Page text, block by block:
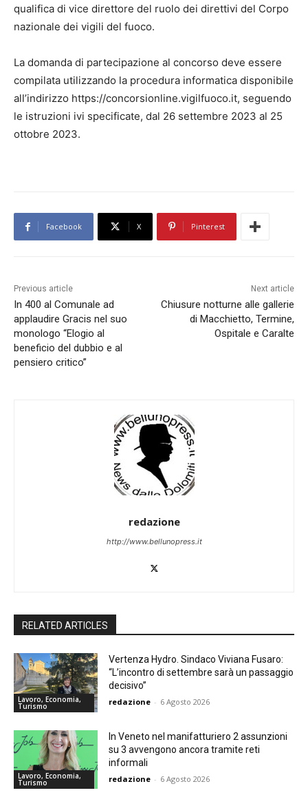
qualifica di vice direttore del ruolo dei direttivi del Corpo
nazionale dei vigili del fuoco.
La domanda di partecipazione al concorso deve essere
compilata utilizzando la procedura informatica disponibile
all’indirizzo https://concorsionline.vigilfuoco.it, seguendo
le istruzioni ivi specificate, dal 26 settembre 2023 al 25
ottobre 2023.
Facebook X Pinterest
Previous article
In 400 al Comunale ad
applaudire Gracis nel suo
monologo “Elogio al
beneficio del dubbio e al
pensiero critico”
Next article
Chiusure notturne alle gallerie
di Macchietto, Termine,
Ospitale e Caralte
redazione
http://www.bellunopress.it
RELATED ARTICLES
Lavoro, Economia,
Turismo
Vertenza Hydro. Sindaco Viviana Fusaro:
“L’incontro di settembre sarà un passaggio
decisivo”
redazione - 6 Agosto 2026
Lavoro, Economia,
Turismo
In Veneto nel manifatturiero 2 assunzioni
su 3 avvengono ancora tramite reti
informali
redazione - 6 Agosto 2026